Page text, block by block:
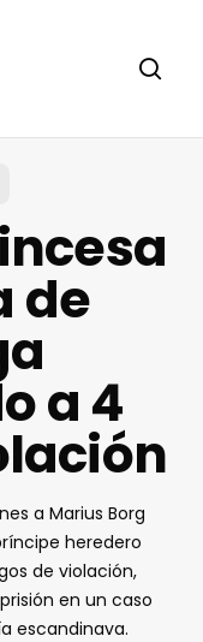
de
a 4
a Marius Borg
heredero
de violación,
en un caso
escandinava.